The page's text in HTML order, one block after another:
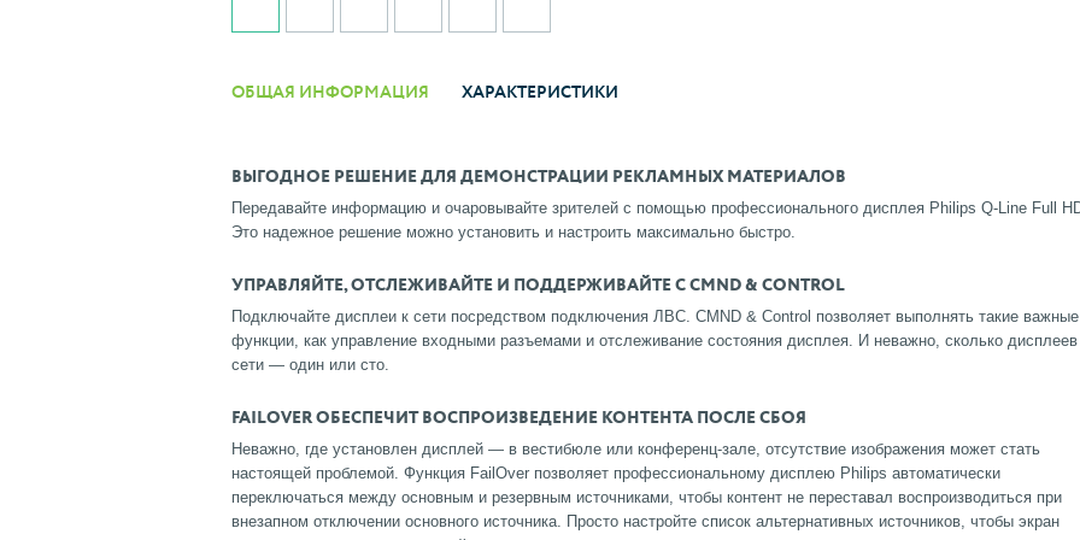
ОБЩАЯ ИНФОРМАЦИЯ ХАРАКТЕРИСТИКИ
ВЫГОДНОЕ РЕШЕНИЕ ДЛЯ ДЕМОНСТРАЦИИ РЕКЛАМНЫХ МАТЕРИАЛОВ
Передавайте информацию и очаровывайте зрителей с помощью профессионального дисплея Philips Q-Line Full
Это надежное решение можно установить и настроить максимально быстро.
УПРАВЛЯЙТЕ, ОТСЛЕЖИВАЙТЕ И ПОДДЕРЖИВАЙТЕ С CMND & CONTROL
Подключайте дисплеи к сети посредством подключения ЛВС. CMND & Control позволяет выполнять такие важные
функции, как управление входными разъемами и отслеживание состояния дисплея. И неважно, сколько
сети — один или сто.
FAILOVER ОБЕСПЕЧИТ ВОСПРОИЗВЕДЕНИЕ КОНТЕНТА ПОСЛЕ СБОЯ
Неважно, где установлен дисплей — в вестибюле или конференц-зале, отсутствие изображения может стать
настоящей проблемой. Функция FailOver позволяет профессиональному дисплею Philips автоматически
переключаться между основным и резервным источниками, чтобы контент не переставал воспроизводиться при
внезапном отключении основного источника. Просто настройте список альтернативных источников, чтобы экран